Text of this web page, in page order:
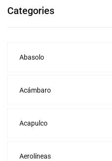
Categories
Abasolo
Acámbaro
Acapulco
Aerolíneas